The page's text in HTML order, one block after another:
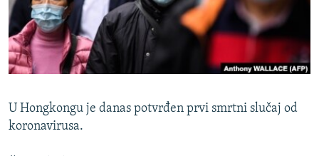
SPECIJALI RSE
VIŠE OD NASLOVA
GENOCID U SREBRENICI
TV LIBERTY
PRATITE NAS
Sve RFE/RL stranice
U Hongkongu je danas potvrđen prvi smrtni slučaj od
koronavirusa.